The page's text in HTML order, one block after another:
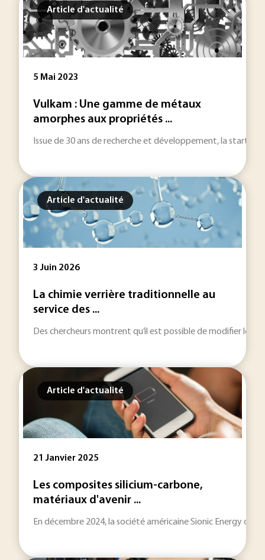
Article d'actualité
5 Mai 2023
Vulkam : Une gamme de métaux
amorphes aux propriétés ...
Issue de 30 ans de recherche et développement, la start-
Article d'actualité
3 Juin 2026
La chimie verrière traditionnelle au
service des ...
Des chercheurs montrent qu’il est possible de modifier les
Article d'actualité
21 Janvier 2025
Les composites silicium-carbone,
matériaux d'avenir ...
En décembre 2024, la société américaine Sionic Energy